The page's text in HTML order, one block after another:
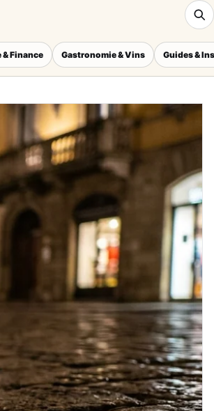
Finance Gastronomie & Vins Guides &